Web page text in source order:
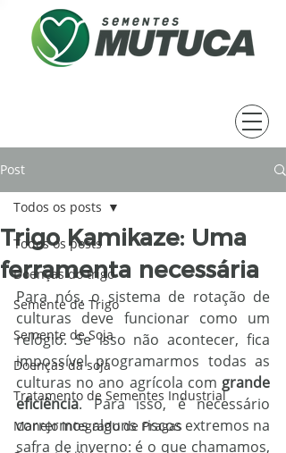
Post
Todos os posts
Doenças do trigo
Semente de Trigo
Semente de Soja
Doenças da soja
Tratamento de Sementes Industrial
Manejo Integrado de Pragas
Todos os posts
Trigo Kamikaze: Uma
ferramenta necessária
Para nós, o sistema de rotação de
culturas deve funcionar como um
relógio. Se isso não acontecer, fica
impossível programarmos todas as
culturas no ano agrícola com grande
eficiência. Para isso, é necessário
corrermos alguns riscos extremos na
safra de inverno: é o que chamamos,